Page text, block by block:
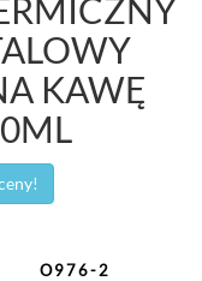
KAWĘ
O976-2